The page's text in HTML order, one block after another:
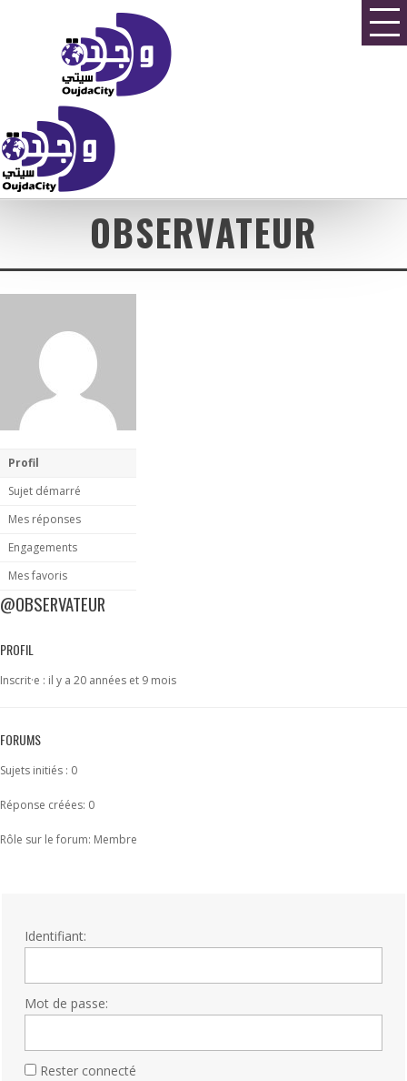
OBSERVATEUR
Profil
Sujet démarré
Mes réponses
Engagements
Mes favoris
@OBSERVATEUR
PROFIL
Inscrit·e : il y a 20 années et 9 mois
FORUMS
Sujets initiés : 0
Réponse créées: 0
Rôle sur le forum: Membre
Identifiant:
Mot de passe:
Rester connecté